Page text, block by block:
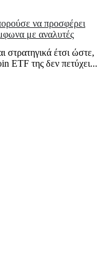
να προσφέρει
με αναλυτές
στρατηγικά έτσι ώστε,
ETF της δεν πετύχει...